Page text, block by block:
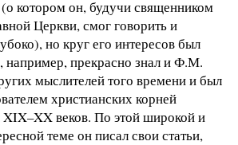
котором он, будучи священником
Церкви, смог говорить и
но круг его интересов был
например, прекрасно знал и Ф.М.
мыслителей того времени и был
христианских корней
XIX–XX веков. По этой широкой и
теме он писал свои статьи,